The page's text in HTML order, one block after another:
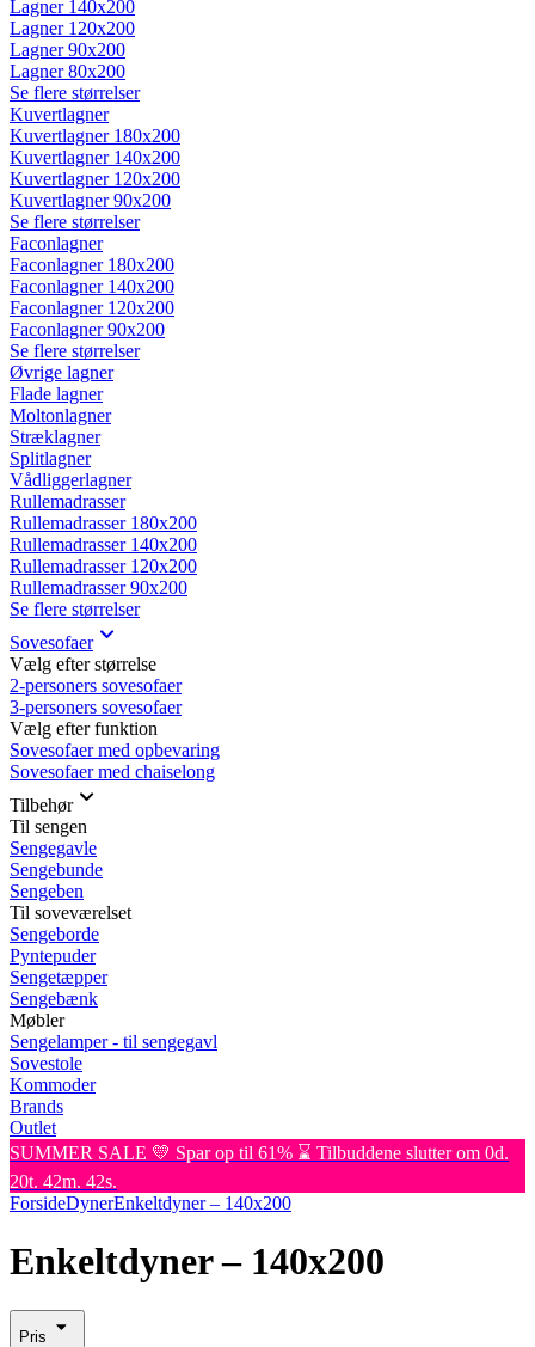
Lagner 140x200
Lagner 120x200
Lagner 90x200
Lagner 80x200
Se flere størrelser
Kuvertlagner
Kuvertlagner 180x200
Kuvertlagner 140x200
Kuvertlagner 120x200
Kuvertlagner 90x200
Se flere størrelser
Faconlagner
Faconlagner 180x200
Faconlagner 140x200
Faconlagner 120x200
Faconlagner 90x200
Se flere størrelser
Øvrige lagner
Flade lagner
Moltonlagner
Stræklagner
Splitlagner
Vådliggerlagner
Rullemadrasser
Rullemadrasser 180x200
Rullemadrasser 140x200
Rullemadrasser 120x200
Rullemadrasser 90x200
Se flere størrelser
Sovesofaer
Vælg efter størrelse
2-personers sovesofaer
3-personers sovesofaer
Vælg efter funktion
Sovesofaer med opbevaring
Sovesofaer med chaiselong
Tilbehør
Til sengen
Sengegavle
Sengebunde
Sengeben
Til soveværelset
Sengeborde
Pyntepuder
Sengetæpper
Sengebænk
Møbler
Sengelamper - til sengegavl
Sovestole
Kommoder
Brands
Outlet
SUMMER SALE 💛 Spar op til 61% ⌛ Tilbuddene slutter om 0d.
20t. 42m. 42s.
ForsideDynerEnkeltdyner – 140x200
Enkeltdyner – 140x200
Pris